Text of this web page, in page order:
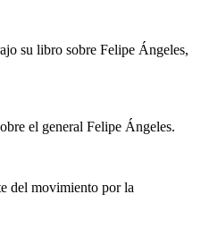
su libro sobre Felipe Ángeles,
el general Felipe Ángeles.
del movimiento por la